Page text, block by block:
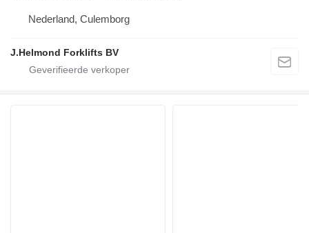
Nederland, Culemborg
J.Helmond Forklifts BV